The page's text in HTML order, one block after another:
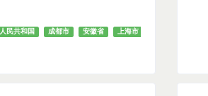
民共和国 成都市 安徽省 上海市